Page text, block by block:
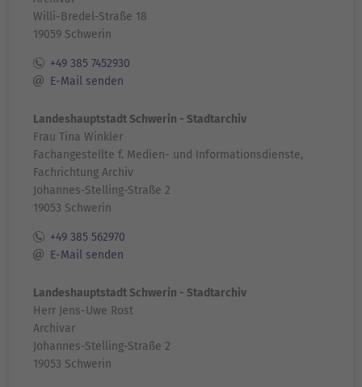
Willi-Bredel-Straße 18
19059 Schwerin
+49 385 7452930
E-Mail senden
Landeshauptstadt Schwerin - Stadtarchiv
Frau Tina Winkler
Fachangestellte f. Medien- und Informationsdienste,
Fachrichtung Archiv
Johannes-Stelling-Straße 2
19053 Schwerin
+49 385 562970
E-Mail senden
Landeshauptstadt Schwerin - Stadtarchiv
Herr Jens-Uwe Rost
Archivar
Johannes-Stelling-Straße 2
19053 Schwerin